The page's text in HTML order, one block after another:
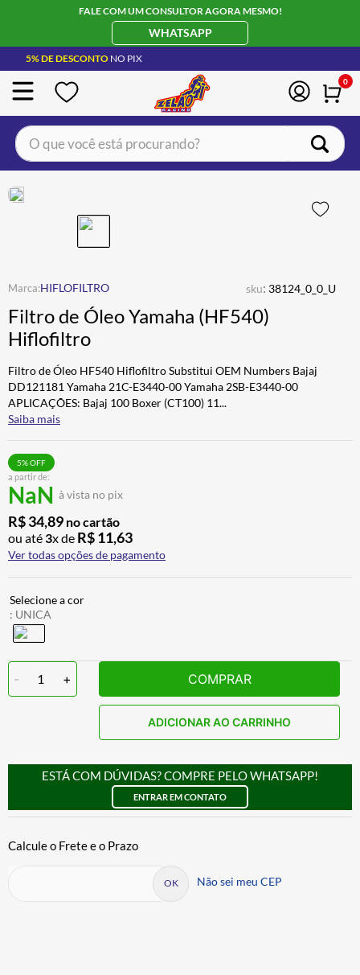
FALE COM UM CONSULTOR AGORA MESMO!
WHATSAPP
5% DE DESCONTO NO PIX
0
O que você está procurando?
HIFLOFILTRO sku: 38124_0_0_U
Filtro de Óleo Yamaha (HF540)
Hiflofiltro
Filtro de Óleo HF540 Hiflofiltro Substitui OEM Numbers Bajaj
DD121181 Yamaha 21C-E3440-00 Yamaha 2SB-E3440-00
APLICAÇÕES: Bajaj 100 Boxer (CT100) 11...
Saiba mais
a partir de:
NaN à vista no pix
5% OFF
R$34,89 no cartão
ou até3x de R$11,63
Ver todas opções de pagamento
: UNICA
- 1 + COMPRAR
ADICIONAR AO CARRINHO
ESTÁ COM DÚVIDAS? COMPRE PELO WHATSAPP!
ENTRAR EM CONTATO
Não sei meu CEP
BOTA
4º ÓCULOS SOLAR
5º LUVA
6º BAU
7º ALPINESTAR
8º AIROH
9º CALÇA
10º